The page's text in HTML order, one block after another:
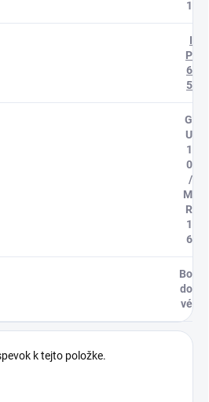
1
I
P
6
5
G
U
1
0
/
M
R
1
6
Bo
do
vé
k tejto položke.